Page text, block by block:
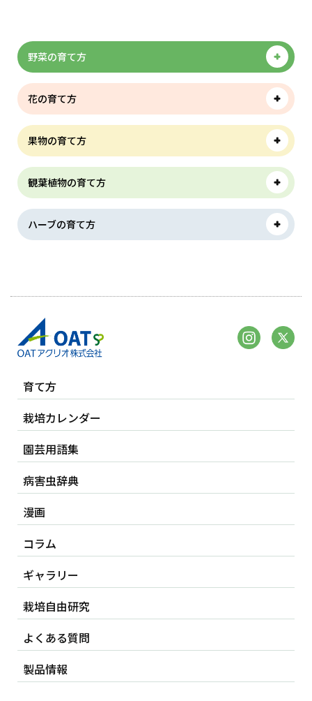
野菜の育て方
花の育て方
果物の育て方
観葉植物の育て方
ハーブの育て方
育て方
栽培カレンダー
園芸用語集
病害虫辞典
漫画
コラム
ギャラリー
栽培自由研究
よくある質問
製品情報